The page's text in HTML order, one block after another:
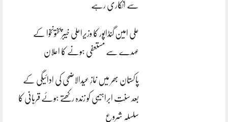
سے انکاری رہے
علی امین گنڈاپور کا وزیراعلیٰ خیبرپختونخوا کے
عہدے سے مستعفی ہونے کا اعلان
پاکستان بھر میں نمازِ عیدالاضحی کی ادائیگی کے
بعد سنتِ ابراہیمی کو زندہ رکھتے ہوئے قربانی کا
سلسلہ شروع